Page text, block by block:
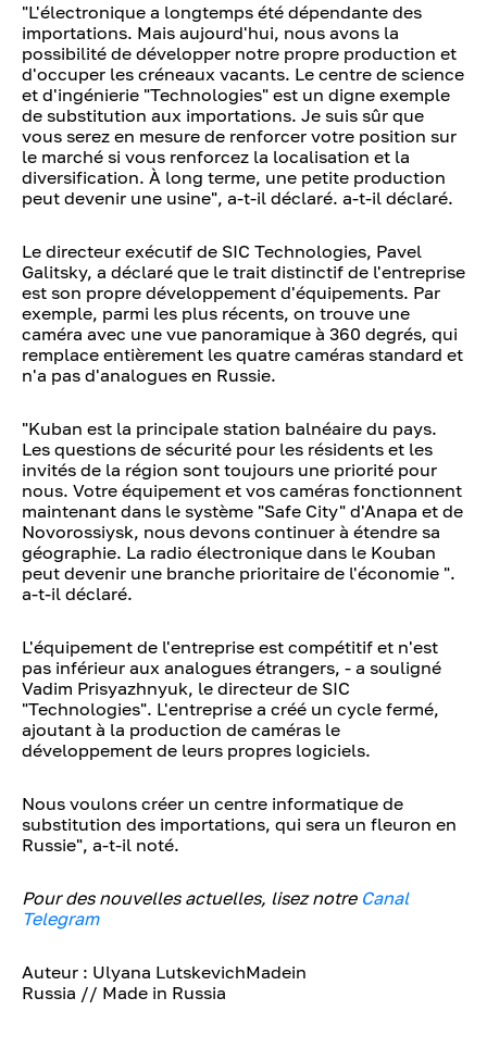
"L'électronique a longtemps été dépendante des
importations. Mais aujourd'hui, nous avons la
possibilité de développer notre propre production et
d'occuper les créneaux vacants. Le centre de science
et d'ingénierie "Technologies" est un digne exemple
de substitution aux importations. Je suis sûr que
vous serez en mesure de renforcer votre position sur
le marché si vous renforcez la localisation et la
diversification. À long terme, une petite production
peut devenir une usine", a-t-il déclaré. a-t-il déclaré.
Le directeur exécutif de SIC Technologies, Pavel
Galitsky, a déclaré que le trait distinctif de l'entreprise
est son propre développement d'équipements. Par
exemple, parmi les plus récents, on trouve une
caméra avec une vue panoramique à 360 degrés, qui
remplace entièrement les quatre caméras standard et
n'a pas d'analogues en Russie.
"Kuban est la principale station balnéaire du pays.
Les questions de sécurité pour les résidents et les
invités de la région sont toujours une priorité pour
nous. Votre équipement et vos caméras fonctionnent
maintenant dans le système "Safe City" d'Anapa et de
Novorossiysk, nous devons continuer à étendre sa
géographie. La radio électronique dans le Kouban
peut devenir une branche prioritaire de l'économie ".
a-t-il déclaré.
L'équipement de l'entreprise est compétitif et n'est
pas inférieur aux analogues étrangers, - a souligné
Vadim Prisyazhnyuk, le directeur de SIC
"Technologies". L'entreprise a créé un cycle fermé,
ajoutant à la production de caméras le
développement de leurs propres logiciels.
Nous voulons créer un centre informatique de
substitution des importations, qui sera un fleuron en
Russie", a-t-il noté.
Pour des nouvelles actuelles, lisez notre Canal
Telegram
Auteur : Ulyana LutskevichMadein
Russia // Made in Russia